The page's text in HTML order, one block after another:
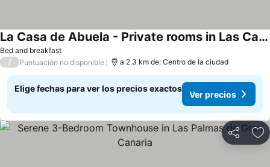
Bed and breakfast
La Casa de Abuela - Private rooms in Las Canteras
/ Puntuación no disponible a 2.3 km de: Centro de la ciudad
Elige fechas para ver los precios exactos
Ver precios
Compartir